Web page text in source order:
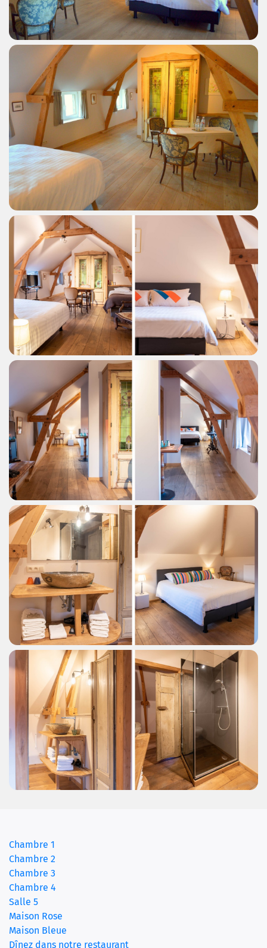
Chambre 1
Chambre 2
Chambre 3
Chambre 4
Salle 5
Maison Rose
Maison Bleue
Dînez dans notre restaurant